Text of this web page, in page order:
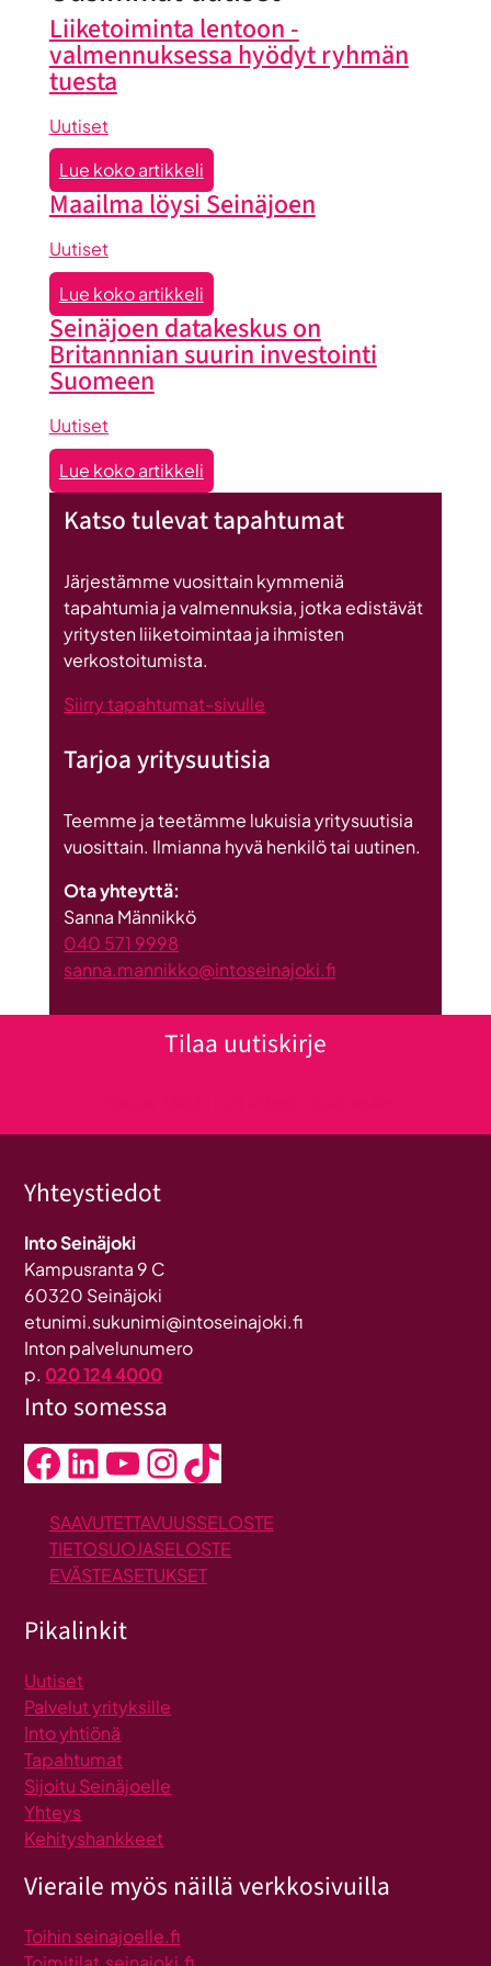
Liiketoiminta lentoon -
valmennuksessa hyödyt ryhmän
tuesta
Uutiset
Lue koko artikkeli:
Liiketoiminta
lentoon
valmennuksessa
hyödyt
ryhmän
tuesta
Maailma löysi Seinäjoen
Uutiset
Lue koko artikkeli:
Maailma
löysi
Seinäjoen
Seinäjoen datakeskus on
Britannnian suurin investointi
Suomeen
Uutiset
Lue koko artikkeli:
Seinäjoen
datakeskus
Britannnian
suurin
investointi
Katso tulevat tapahtumat
Järjestämme vuosittain kymmeniä
tapahtumia ja valmennuksia, jotka edistävät
yritysten liiketoimintaa ja ihmisten
verkostoitumista.
Siirry tapahtumat-sivulle
Tarjoa yritysuutisia
Teemme ja teetämme lukuisia yritysuutisia
vuosittain. Ilmianna hyvä henkilö tai uutinen.
Ota yhteyttä:
Sanna Männikkö
040 571 9998
sanna.mannikko@intoseinajoki.fi
Tilaa uutiskirje
Yhteystiedot
Into Seinäjoki
Kampusranta 9 C
60320 Seinäjoki
etunimi.sukunimi@intoseinajoki.fi
Inton palvelunumero
p. 020 124 4000
Into somessa
Facebook LinkedIn YouTube InstagramTikTok
SAAVUTETTAVUUSSELOSTE
TIETOSUOJASELOSTE
EVÄSTEASETUKSET
Pikalinkit
Uutiset
Palvelut yrityksille
Into yhtiönä
Tapahtumat
Sijoitu Seinäjoelle
Yhteys
Kehityshankkeet
Vieraile myös näillä verkkosivuilla
Toihin seinajoelle.fi